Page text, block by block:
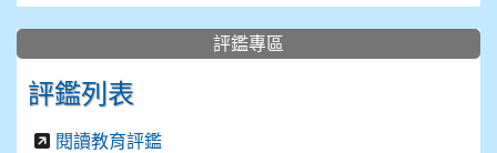
評鑑專區
評鑑列表
閱讀教育評鑑